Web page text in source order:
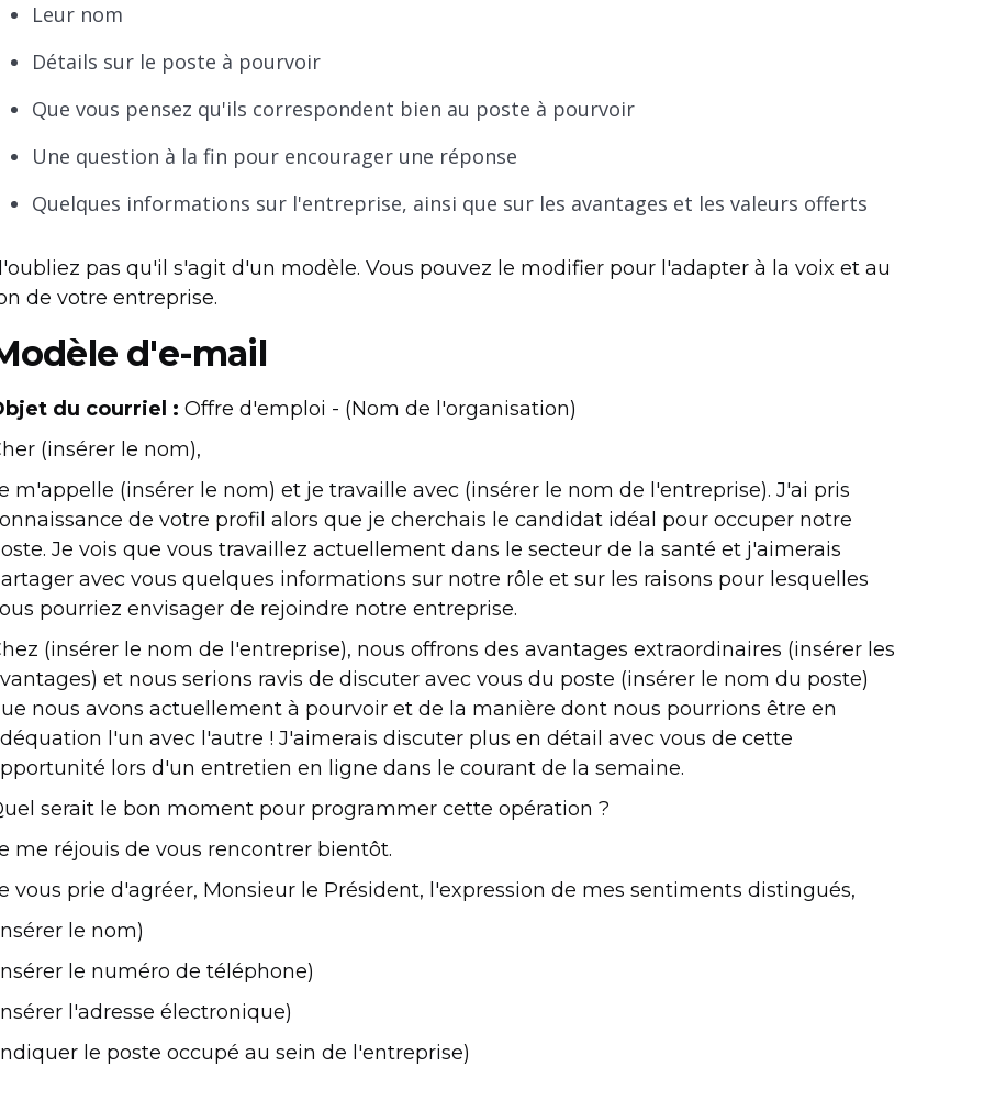
Leur nom
Détails sur le poste à pourvoir
Que vous pensez qu'ils correspondent bien au poste à pourvoir
Une question à la fin pour encourager une réponse
Quelques informations sur l'entreprise, ainsi que sur les avantages et les valeurs offerts
pas qu'il s'agit d'un modèle. Vous pouvez le modifier pour l'adapter à la voix et au
de votre entreprise.
d'e-mail
du courriel : Offre d'emploi - (Nom de l'organisation)
(insérer le nom),
m'appelle (insérer le nom) et je travaille avec (insérer le nom de l'entreprise). J'ai pris
de votre profil alors que je cherchais le candidat idéal pour occuper notre
Je vois que vous travaillez actuellement dans le secteur de la santé et j'aimerais
avec vous quelques informations sur notre rôle et sur les raisons pour lesquelles
pourriez envisager de rejoindre notre entreprise.
(insérer le nom de l'entreprise), nous offrons des avantages extraordinaires (insérer les
et nous serions ravis de discuter avec vous du poste (insérer le nom du poste)
nous avons actuellement à pourvoir et de la manière dont nous pourrions être en
l'un avec l'autre ! J'aimerais discuter plus en détail avec vous de cette
lors d'un entretien en ligne dans le courant de la semaine.
serait le bon moment pour programmer cette opération ?
me réjouis de vous rencontrer bientôt.
vous prie d'agréer, Monsieur le Président, l'expression de mes sentiments distingués,
le nom)
le numéro de téléphone)
l'adresse électronique)
le poste occupé au sein de l'entreprise)